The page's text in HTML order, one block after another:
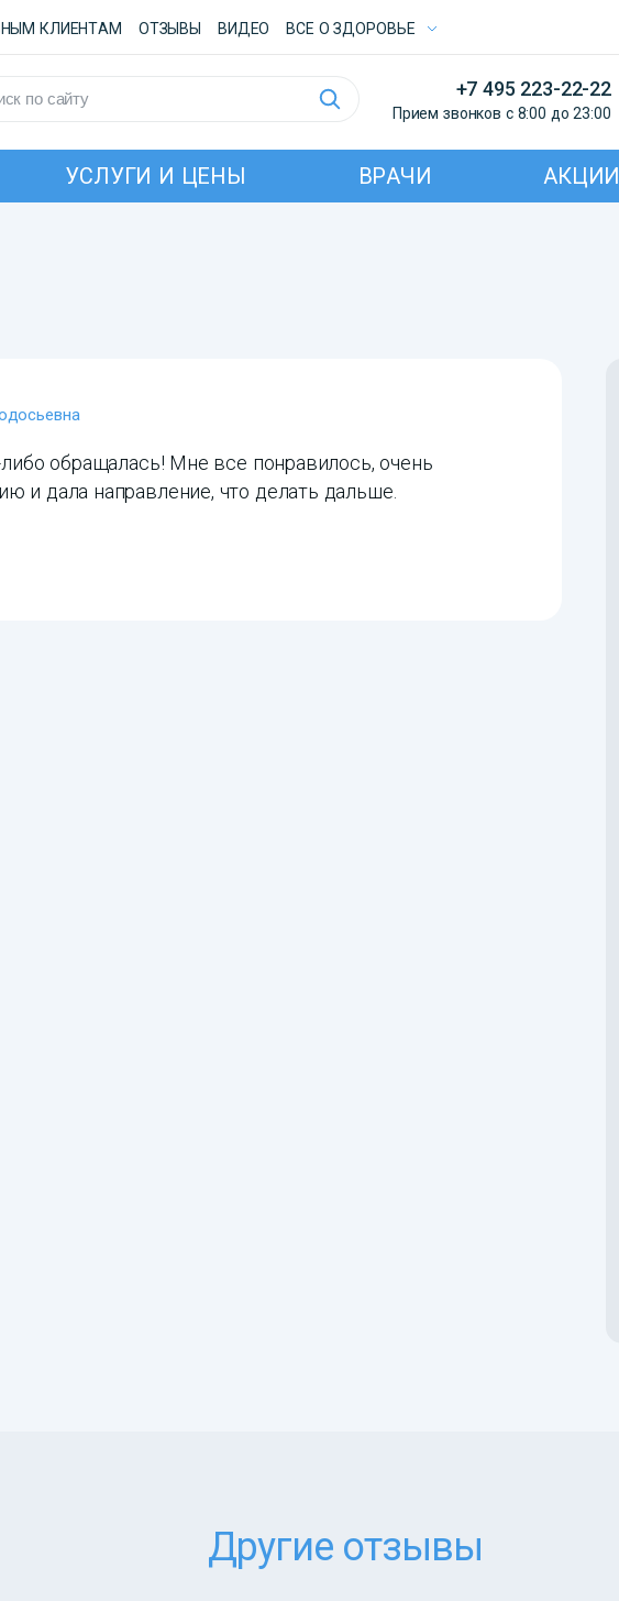
КЛИЕНТАМ ОТЗЫВЫ ВИДЕО ВСE О ЗДОРОВЬЕ
+7 495 223-22-22
Прием звонков с 8:00 до 23:00
УСЛУГИ И ЦЕНЫ ВРАЧИ АКЦИИ
обращалась! Мне все понравилось, очень
и дала направление, что делать дальше.
Другие отзывы